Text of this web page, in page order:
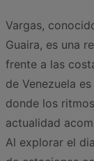
Vargas,
Guaira, es una
frente a las
de Venezuela
donde los
actualidad
Al explorar el